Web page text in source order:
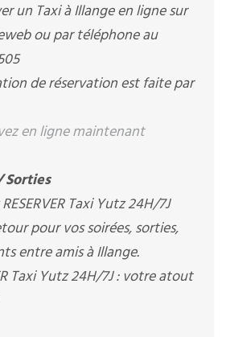
un Taxi à Illange en ligne sur
ou par téléphone au
de réservation est faite par
en ligne maintenant
Sorties
Taxi Yutz 24H/7J
pour vos soirées, sorties,
entre amis à Illange.
Taxi Yutz 24H/7J : votre atout